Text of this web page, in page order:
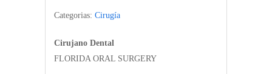
Categorias: Cirugía
Cirujano Dental
FLORIDA ORAL SURGERY